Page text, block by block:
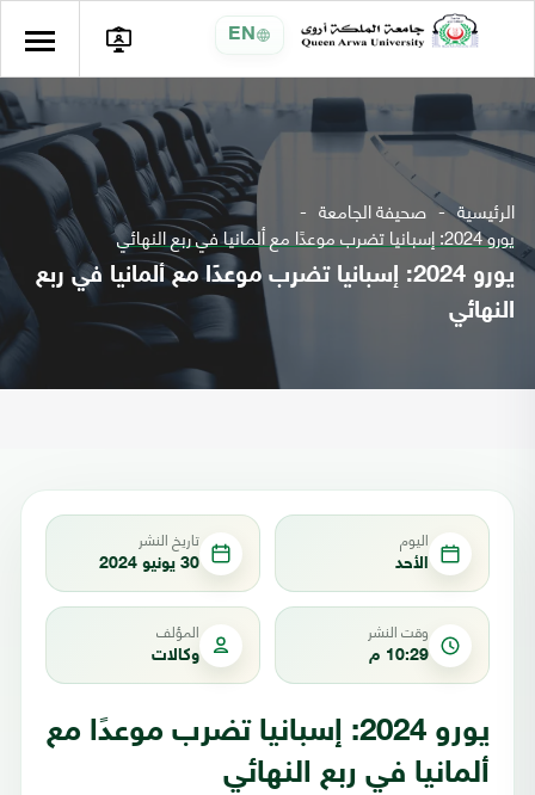
EN
الرئيسية صحيفة الجامعة
يورو 2024: إسبانيا تضرب موعدًا مع ألمانيا في ربع النهائي
يورو 2024: إسبانيا تضرب موعدًا مع ألمانيا في ربع
النهائي
اليوم
الأحد
تاريخ النشر
30 يونيو 2024
وقت النشر
10:29 م
المؤلف
وكالات
يورو 2024: إسبانيا تضرب موعدًا مع
ألمانيا في ربع النهائي